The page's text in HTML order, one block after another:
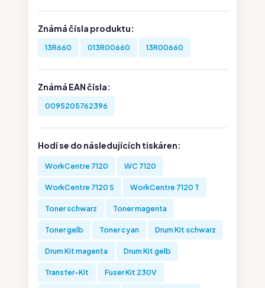
Známá čísla produktu:
13R660 013R00660 13R00660
Známá EAN čísla:
0095205762396
Hodí se do následujících tiskáren:
WorkCentre 7120 WC 7120
WorkCentre 7120 S WorkCentre 7120 T
Toner schwarz Toner magenta
Toner gelb Toner cyan Drum Kit schwarz
Drum Kit magenta Drum Kit gelb
Transfer-Kit Fuser Kit 230V